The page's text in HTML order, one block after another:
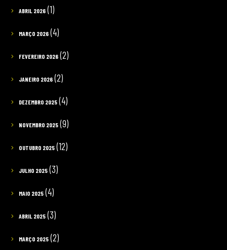
ABRIL 2026(1)
MARÇO 2026(4)
FEVEREIRO 2026(2)
JANEIRO 2026(2)
DEZEMBRO 2025(4)
NOVEMBRO 2025(9)
OUTUBRO 2025(12)
JULHO 2025(3)
MAIO 2025(4)
ABRIL 2025(3)
MARÇO 2025(2)